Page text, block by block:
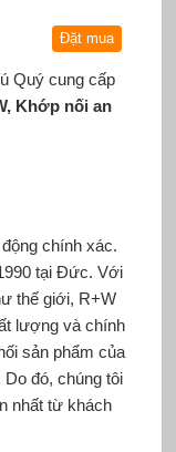
Quý cung cấp
Khớp nối an
chính xác.
tại Đức. Với
thế giới, R+W
lượng và chính
sản phẩm của
đó, chúng tôi
nhất từ khách